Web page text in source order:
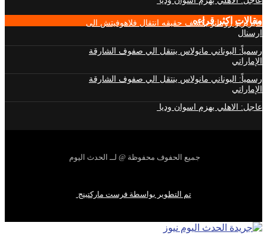
مقالات اكثر قراءه
فابريزيو رومانو يكشف حقيقه انتقال فلاهوفيتش الى
ارسنال
رسمياً: اليوناني مانولاس ينتقل الي صفوف الشارقة
الإماراتي
رسمياً: اليوناني مانولاس ينتقل الي صفوف الشارقة
الإماراتي
عاجل: الاهلي يهزم اسوان وديا
جميع الحفوف محفوظة @ لــ الحدث اليوم
تم التطوير بواسطة فرست ماركتينج